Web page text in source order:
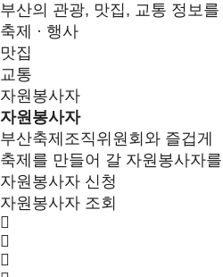
부산의 관광, 맛집, 교통 정보
축제 · 행사
맛집
교통
자원봉사자
자원봉사자
부산축제조직위원회와 즐겁게
축제를 만들어 갈 자원봉사자
자원봉사자 신청
자원봉사자 조회